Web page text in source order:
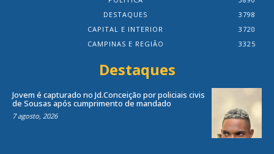
DESTAQUES
3798
CAPITAL E INTERIOR
3720
CAMPINAS E REGIÃO
3325
Destaques
Jovem é capturado no Jd.Conceição por policiais civis
de Sousas após cumprimento de mandado
7 agosto, 2026